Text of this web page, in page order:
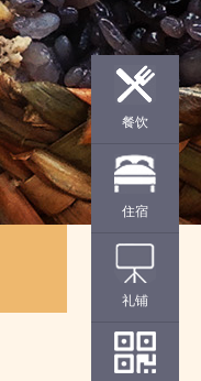
餐饮
住宿
礼铺